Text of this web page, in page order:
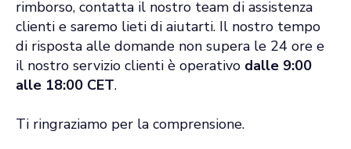
rimborso, contatta il nostro team di assistenza
clienti e saremo lieti di aiutarti. Il nostro tempo
di risposta alle domande non supera le 24 ore e
il nostro servizio clienti è operativo dalle 9:00
alle 18:00 CET.
Ti ringraziamo per la comprensione.